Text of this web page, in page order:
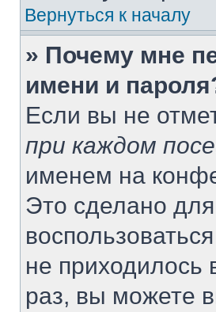
Вернуться к началу
» Почему мне
имени и
Если вы не
при каждом
именем на
Это сделано для
не приходилось
раз, вы можете